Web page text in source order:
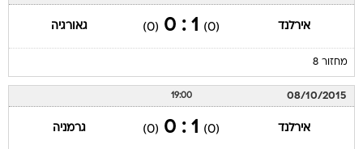
אירלנד (0)
1 : 0
(0) גאורגיה
מחזור 8
08/10/2015
19:00
אירלנד (0)
1 : 0
(0) גרמניה